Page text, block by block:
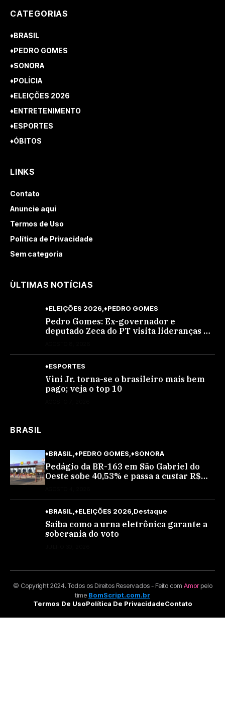
CATEGORIAS
♦BRASIL
♦PEDRO GOMES
♦SONORA
♦POLÍCIA
♦ELEIÇÕES 2026
♦ENTRETENIMENTO
♦ESPORTES
♦ÓBITOS
LINKS
Contato
Anuncie aqui
Termos de Uso
Política de Privacidade
Sem categoria
ÙLTIMAS NOTÍCIAS
♦ELEIÇÕES 2026 ♦PEDRO GOMES
Pedro Gomes: Ex-governador e
deputado Zeca do PT visita lideranças do
♦ESPORTES
Vini Jr. torna-se o brasileiro mais bem
pago; veja o top 10
BRASIL
♦BRASIL ♦PEDRO GOMES ♦SONORA
Pedágio da BR-163 em São Gabriel do
Oeste sobe 40,53% e passa a custar R$
♦BRASIL ♦ELEIÇÕES 2026 Destaque
Saiba como a urna eletrônica garante a
soberania do voto
© Copyright 2024. Todos os Direitos Reservados - Feito com Amorpelo
time BomScript.com.br
Termos De UsoPolítica De PrivacidadeContato